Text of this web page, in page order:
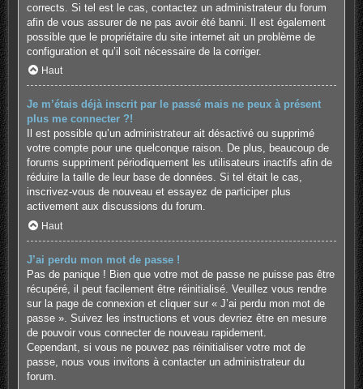
corrects. Si tel est le cas, contactez un administrateur du forum
afin de vous assurer de ne pas avoir été banni. Il est également
possible que le propriétaire du site internet ait un problème de
configuration et qu’il soit nécessaire de la corriger.
Haut
Je m’étais déjà inscrit par le passé mais ne peux à présent
plus me connecter ?!
Il est possible qu’un administrateur ait désactivé ou supprimé
votre compte pour une quelconque raison. De plus, beaucoup de
forums suppriment périodiquement les utilisateurs inactifs afin de
réduire la taille de leur base de données. Si tel était le cas,
inscrivez-vous de nouveau et essayez de participer plus
activement aux discussions du forum.
Haut
J’ai perdu mon mot de passe !
Pas de panique ! Bien que votre mot de passe ne puisse pas être
récupéré, il peut facilement être réinitialisé. Veuillez vous rendre
sur la page de connexion et cliquer sur « J’ai perdu mon mot de
passe ». Suivez les instructions et vous devriez être en mesure
de pouvoir vous connecter de nouveau rapidement.
Cependant, si vous ne pouvez pas réinitialiser votre mot de
passe, nous vous invitons à contacter un administrateur du
forum.